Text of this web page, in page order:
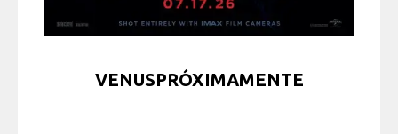
VENUSPRÓXIMAMENTE